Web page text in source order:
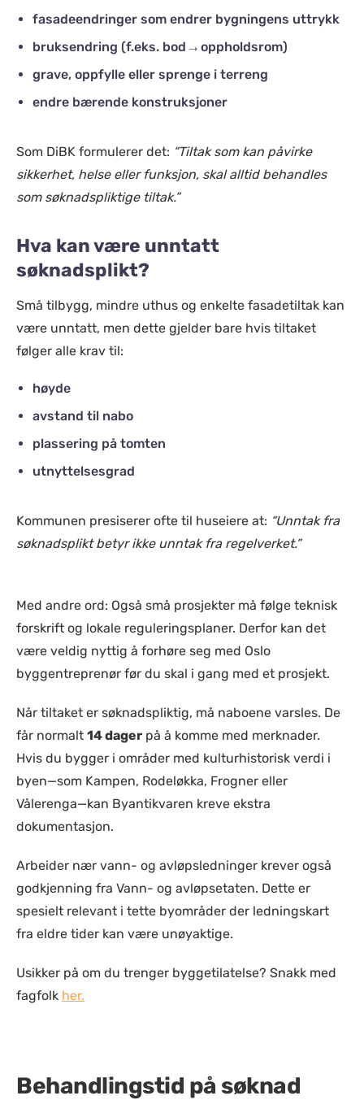
fasadeendringer som endrer bygningens uttrykk
bruksendring (f.eks. bod → oppholdsrom)
grave, oppfylle eller sprenge i terreng
endre bærende konstruksjoner
Som DiBK formulerer det: “Tiltak som kan påvirke
sikkerhet, helse eller funksjon, skal alltid behandles
som søknadspliktige tiltak.”
Hva kan være unntatt
søknadsplikt?
Små tilbygg, mindre uthus og enkelte fasadetiltak kan
være unntatt, men dette gjelder bare hvis tiltaket
følger alle krav til:
høyde
avstand til nabo
plassering på tomten
utnyttelsesgrad
Kommunen presiserer ofte til huseiere at: “Unntak fra
søknadsplikt betyr ikke unntak fra regelverket.”
Med andre ord: Også små prosjekter må følge teknisk
forskrift og lokale reguleringsplaner. Derfor kan det
være veldig nyttig å forhøre seg med Oslo
byggentreprenør før du skal i gang med et prosjekt.
Når tiltaket er søknadspliktig, må naboene varsles. De
får normalt 14 dager på å komme med merknader.
Hvis du bygger i områder med kulturhistorisk verdi i
byen—som Kampen, Rodeløkka, Frogner eller
Vålerenga—kan Byantikvaren kreve ekstra
dokumentasjon.
Arbeider nær vann- og avløpsledninger krever også
godkjenning fra Vann- og avløpsetaten. Dette er
spesielt relevant i tette byområder der ledningskart
fra eldre tider kan være unøyaktige.
Usikker på om du trenger byggetilatelse? Snakk med
fagfolk her.
Behandlingstid på søknad